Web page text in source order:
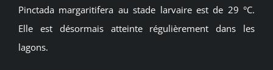
Pinctada margaritifera au stade larvaire est de 29 °C.
Elle est désormais atteinte régulièrement dans les
lagons.